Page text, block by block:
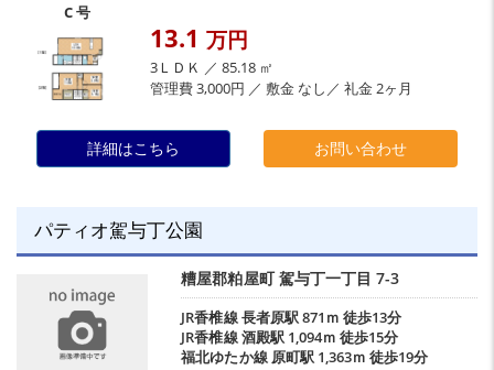
C 号
13.1 万円
3ＬＤＫ ／ 85.18 ㎡
管理費 3,000円 ／ 敷金 なし／ 礼金 2ヶ月
詳細はこちら お問い合わせ
パティオ駕与丁公園
糟屋郡粕屋町 駕与丁一丁目 7-3
JR香椎線長者原駅871ｍ 徒歩13分
JR香椎線酒殿駅1,094ｍ 徒歩15分
福北ゆたか線 原町駅1,363ｍ 徒歩19分